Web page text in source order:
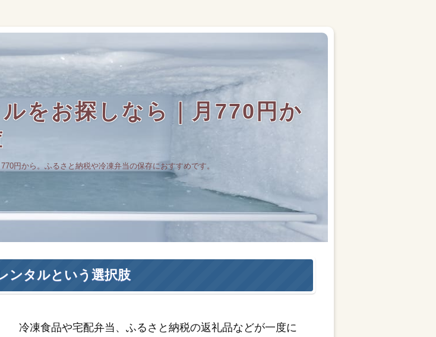
をお探しなら｜月770円か
円から。ふるさと納税や冷凍弁当の保存におすすめです。
ンタルという選択肢
冷凍食品や宅配弁当、ふるさと納税の返礼品などが一度に